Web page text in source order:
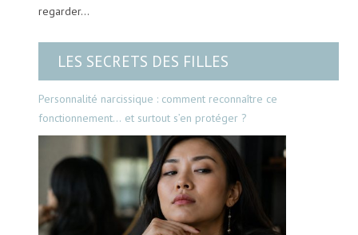
regarder…
LES SECRETS DES FILLES
Personnalité narcissique : comment reconnaître ce
fonctionnement… et surtout s’en protéger ?